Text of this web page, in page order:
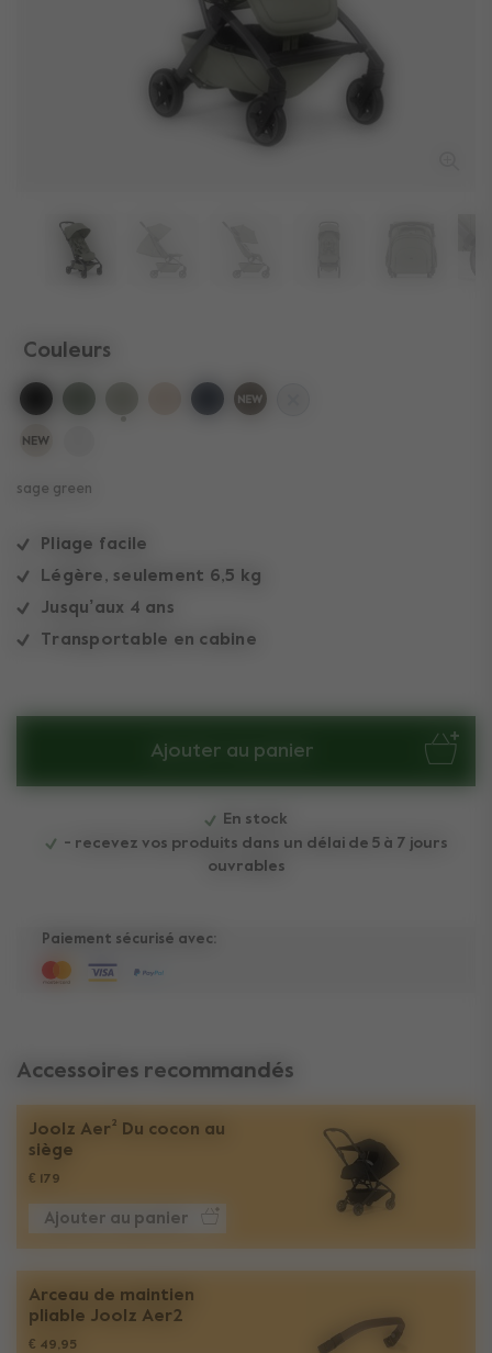
Pliage facile
Légère, seulement 6,5 kg
Jusqu’aux 4 ans
Transportable en cabine
Couleurs
sage green
Ajouter au panier
En stock
- recevez vos produits dans un délai de 5 à 7 jours
ouvrables
Paiement sécurisé avec:
Accessoires recommandés
Joolz Aer² Du cocon au
siège
€ 179
Ajouter au panier
Arceau de maintien
pliable Joolz Aer2
€ 49,95